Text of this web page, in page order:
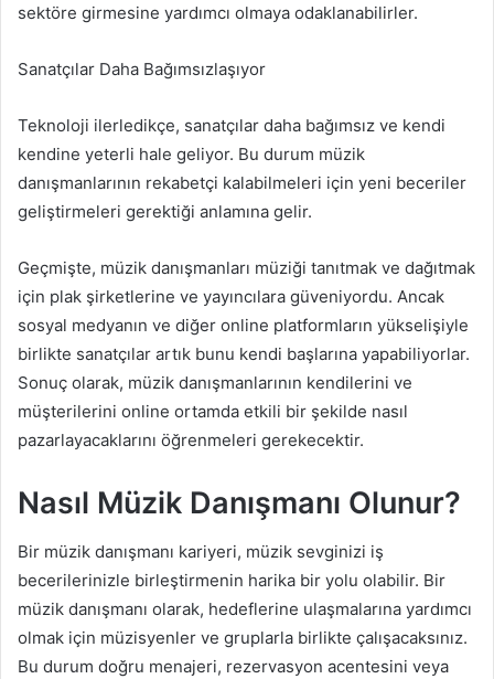
sektöre girmesine yardımcı olmaya odaklanabilirler.
Sanatçılar Daha Bağımsızlaşıyor
Teknoloji ilerledikçe, sanatçılar daha bağımsız ve kendi
kendine yeterli hale geliyor. Bu durum müzik
danışmanlarının rekabetçi kalabilmeleri için yeni beceriler
geliştirmeleri gerektiği anlamına gelir.
Geçmişte, müzik danışmanları müziği tanıtmak ve dağıtmak
için plak şirketlerine ve yayıncılara güveniyordu. Ancak
sosyal medyanın ve diğer online platformların yükselişiyle
birlikte sanatçılar artık bunu kendi başlarına yapabiliyorlar.
Sonuç olarak, müzik danışmanlarının kendilerini ve
müşterilerini online ortamda etkili bir şekilde nasıl
pazarlayacaklarını öğrenmeleri gerekecektir.
Nasıl Müzik Danışmanı Olunur?
Bir müzik danışmanı kariyeri, müzik sevginizi iş
becerilerinizle birleştirmenin harika bir yolu olabilir. Bir
müzik danışmanı olarak, hedeflerine ulaşmalarına yardımcı
olmak için müzisyenler ve gruplarla birlikte çalışacaksınız.
Bu durum doğru menajeri, rezervasyon acentesini veya